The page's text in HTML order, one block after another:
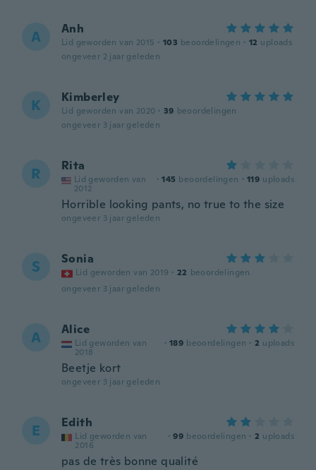
A Anh
Lid geworden van 2015 · 103 beoordelingen · 12 uploads
ongeveer 2 jaar geleden
K Kimberley
Lid geworden van 2020 · 39 beoordelingen
ongeveer 3 jaar geleden
R Rita
Lid geworden van
2012
· 145 beoordelingen · 119 uploads
Horrible looking pants, no true to the size
ongeveer 3 jaar geleden
S Sonia
Lid geworden van 2019 · 22 beoordelingen
ongeveer 3 jaar geleden
A Alice
Lid geworden van
2018
· 189 beoordelingen · 2 uploads
Beetje kort
ongeveer 3 jaar geleden
E Edith
Lid geworden van
2016
· 99 beoordelingen · 2 uploads
pas de très bonne qualité